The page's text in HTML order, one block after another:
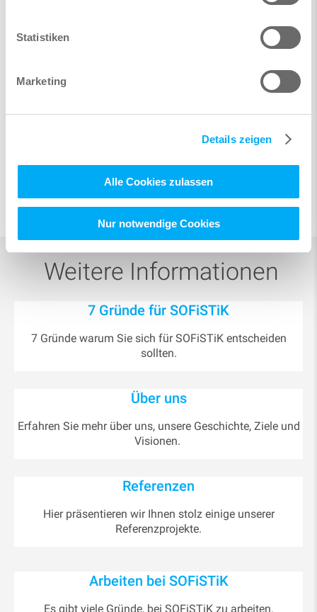
Statistiken
Marketing
Details zeigen
Alle Cookies zulassen
Nur notwendige Cookies
BIMmitSOFiSTiK.de
Herbert Keller erstellt Video Tutorials rund um das Thema
BIM mit SOFiSTiK.
Lesen Sie mehr ...
Weitere Informationen
7 Gründe für SOFiSTiK
7 Gründe warum Sie sich für SOFiSTiK entscheiden
sollten.
Über uns
Erfahren Sie mehr über uns, unsere Geschichte, Ziele und
Visionen.
Referenzen
Hier präsentieren wir Ihnen stolz einige unserer
Referenzprojekte.
Arbeiten bei SOFiSTiK
Es gibt viele Gründe, bei SOFiSTiK zu arbeiten.